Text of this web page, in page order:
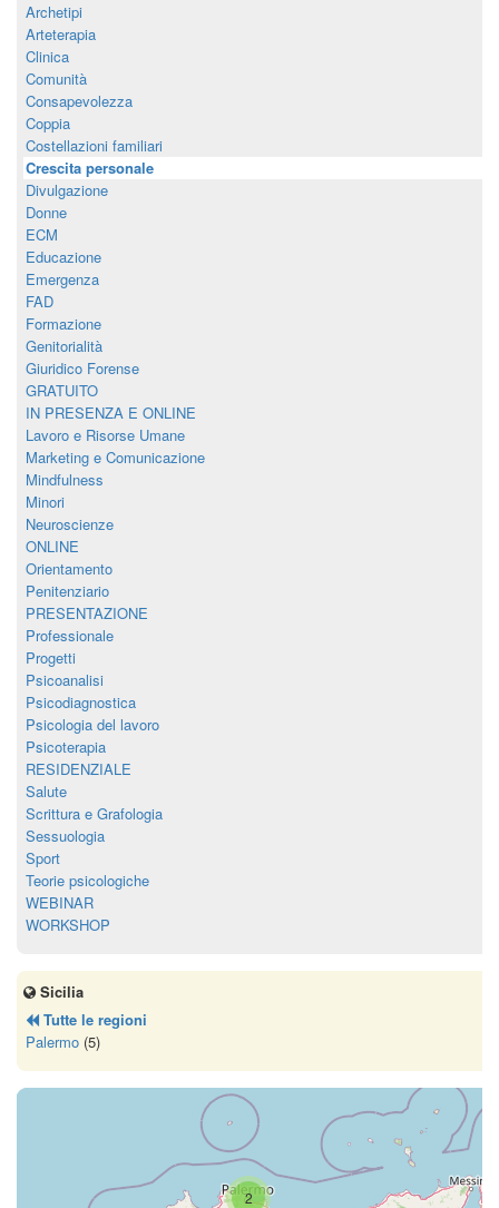
Archetipi
Arteterapia
Clinica
Comunità
Consapevolezza
Coppia
Costellazioni familiari
Crescita personale
Divulgazione
Donne
ECM
Educazione
Emergenza
FAD
Formazione
Genitorialità
Giuridico Forense
GRATUITO
IN PRESENZA E ONLINE
Lavoro e Risorse Umane
Marketing e Comunicazione
Mindfulness
Minori
Neuroscienze
ONLINE
Orientamento
Penitenziario
PRESENTAZIONE
Professionale
Progetti
Psicoanalisi
Psicodiagnostica
Psicologia del lavoro
Psicoterapia
RESIDENZIALE
Salute
Scrittura e Grafologia
Sessuologia
Sport
Teorie psicologiche
WEBINAR
WORKSHOP
Sicilia
Tutte le regioni
Palermo (5)
2